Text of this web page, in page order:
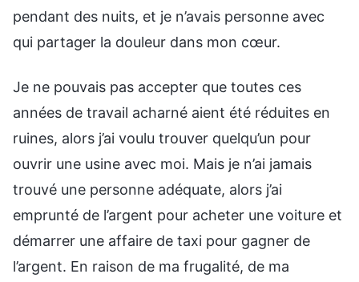
pendant des nuits, et je n’avais personne avec
qui partager la douleur dans mon cœur.
Je ne pouvais pas accepter que toutes ces
années de travail acharné aient été réduites en
ruines, alors j’ai voulu trouver quelqu’un pour
ouvrir une usine avec moi. Mais je n’ai jamais
trouvé une personne adéquate, alors j’ai
emprunté de l’argent pour acheter une voiture et
démarrer une affaire de taxi pour gagner de
l’argent. En raison de ma frugalité, de ma